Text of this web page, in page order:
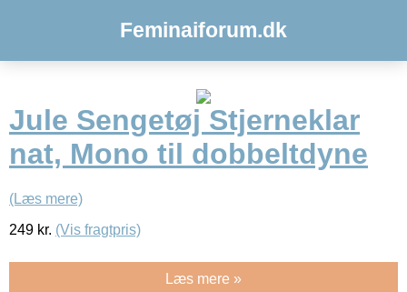
Feminaiforum.dk
Jule Sengetøj Stjerneklar
nat, Mono til dobbeltdyne
(Læs mere)
249 kr. (Vis fragtpris)
Læs mere »